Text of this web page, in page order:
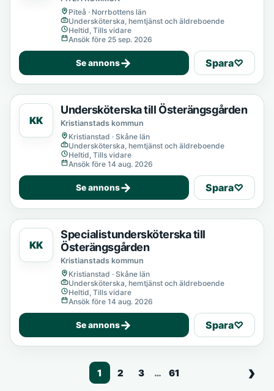
Piteå · Norrbottens län
Undersköterska, hemtjänst och äldreboende
Heltid, Tills vidare
Ansök före 25 sep. 2026
Se annons→ Spara♡
KK
Undersköterska till Österängsgården
Kristianstads kommun
Kristianstad · Skåne län
Undersköterska, hemtjänst och äldreboende
Heltid, Tills vidare
Ansök före 14 aug. 2026
Se annons→ Spara♡
KK
Specialistundersköterska till
Österängsgården
Kristianstads kommun
Kristianstad · Skåne län
Undersköterska, hemtjänst och äldreboende
Heltid, Tills vidare
Ansök före 14 aug. 2026
Se annons→ Spara♡
1 2 3 … 61